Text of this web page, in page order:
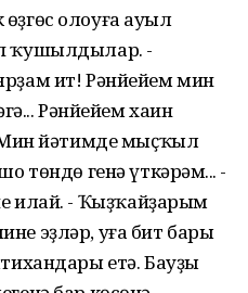
олоуға ауыл
ҡушылдылар. -
ит! Рәнйейем мин
Рәнйейем хаин
Мин йәтимде мыҫҡыл
төндө генә үткәрһәм... -
илай. - Ҡыҙҡайҙарым
эҙләр, уға бит бары
етә. Бауҙы